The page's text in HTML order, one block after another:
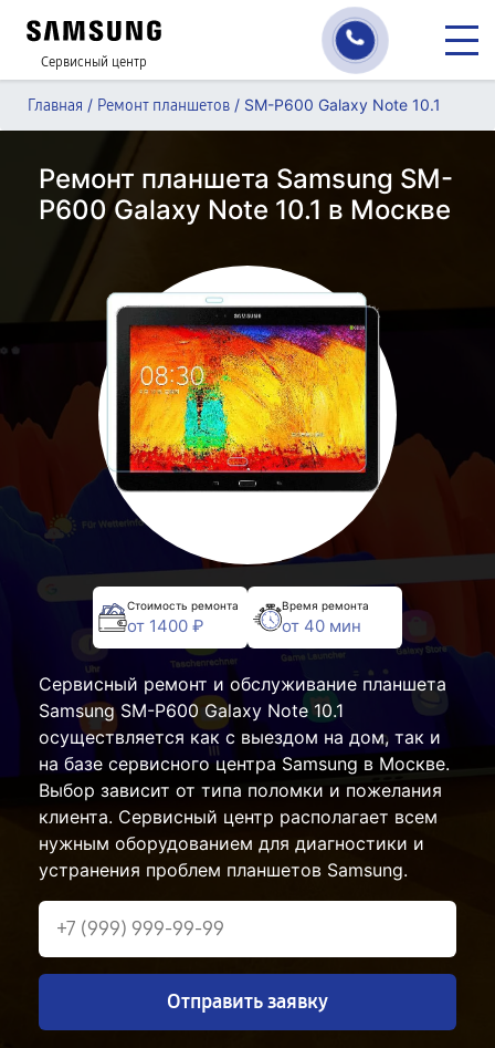
Сервисный центр
Главная / Ремонт планшетов / SM-P600 Galaxy Note 10.1
Ремонт планшета Samsung SM-
P600 Galaxy Note 10.1 в Москве
Стоимость ремонта
от 1400 ₽
Время ремонта
от 40 мин
Сервисный ремонт и обслуживание планшета
Samsung SM-P600 Galaxy Note 10.1
осуществляется как с выездом на дом, так и
на базе сервисного центра Samsung в Москве.
Выбор зависит от типа поломки и пожелания
клиента. Сервисный центр располагает всем
нужным оборудованием для диагностики и
устранения проблем планшетов Samsung.
Отправить заявку